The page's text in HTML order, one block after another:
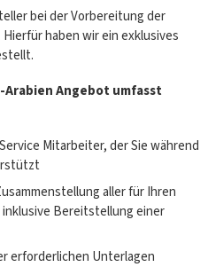
bei der Vorbereitung der
haben wir ein exklusives
Arabien Angebot umfasst
Mitarbeiter, der Sie während
aller für Ihren
Bereitstellung einer
erforderlichen Unterlagen